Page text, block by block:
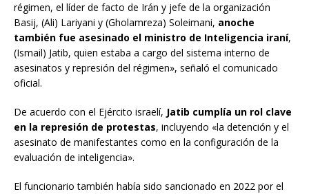
régimen, el líder de facto de Irán y jefe de la organización
Basij, (Ali) Lariyani y (Gholamreza) Soleimani, anoche
también fue asesinado el ministro de Inteligencia iraní,
(Ismail) Jatib, quien estaba a cargo del sistema interno de
asesinatos y represión del régimen», señaló el comunicado
oficial.
De acuerdo con el Ejército israelí, Jatib cumplía un rol clave
en la represión de protestas, incluyendo «la detención y el
asesinato de manifestantes como en la configuración de la
evaluación de inteligencia».
El funcionario también había sido sancionado en 2022 por el